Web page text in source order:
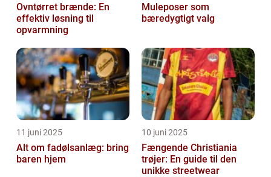
Ovntørret brænde: En
effektiv løsning til
opvarmning
Muleposer som
bæredygtigt valg
11 juni 2025
Alt om fadølsanlæg: bring
baren hjem
10 juni 2025
Fængende Christiania
trøjer: En guide til den
unikke streetwear